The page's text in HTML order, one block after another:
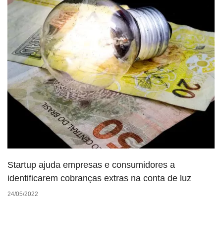
Startup ajuda empresas e consumidores a
identificarem cobranças extras na conta de luz
24/05/2022